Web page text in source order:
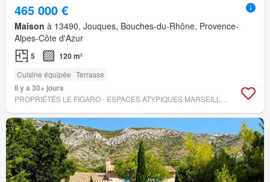
465 000 €
Maison à 13490, Jouques, Bouches-du-Rhône, Provence-
Alpes-Côte d'Azur
5 120 m²
Cuisine équipée Terrasse
Il y a 30+ jours